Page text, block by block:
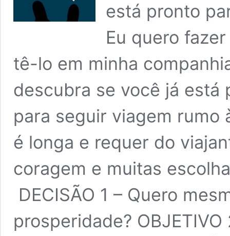
está pronto
Eu quero
tê-lo em minha
descubra se você já está
para seguir viagem rumo
é longa e requer do
coragem e muitas
DECISÃO 1 – Quero
prosperidade?